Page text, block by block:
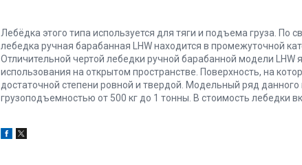
Лебёдка этого типа используется для тяги и подъема груза. По
лебедка ручная барабанная LHW находится в промежуточной
Отличительной чертой лебедки ручной барабанной модели LHW
использования на открытом пространстве. Поверхность, на
достаточной степени ровной и твердой. Модельный ряд
грузоподъемностью от 500 кг до 1 тонны. В стоимость лебедки